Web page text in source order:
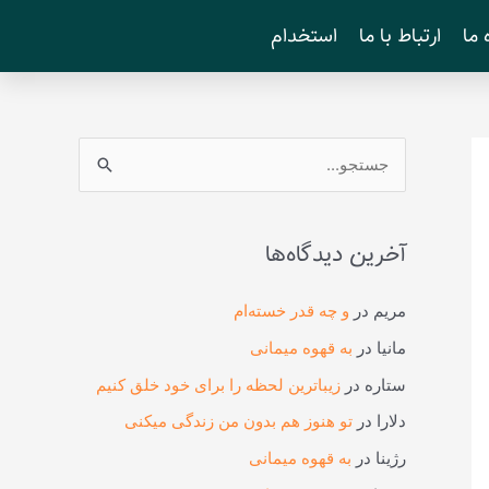
ما ارتباط با ما استخدام
ج
ا
ی
:
آخرین دیدگاه‌ها
مریم در و چه قدر خسته‌ام
مانیا در به قهوه میمانی
ستاره در زیباترین لحظه را برای خود خلق کنیم
دلارا در تو هنوز هم بدون من زندگی میکنی
رژینا در به قهوه میمانی